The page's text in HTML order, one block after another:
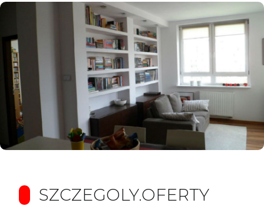
SZCZEGOLY.OFERTY